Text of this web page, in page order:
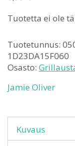
Tuotetta ei ole
Tuotetunnus:
1D23DA15F060
Osasto:
Jamie Oliver
Kuvaus